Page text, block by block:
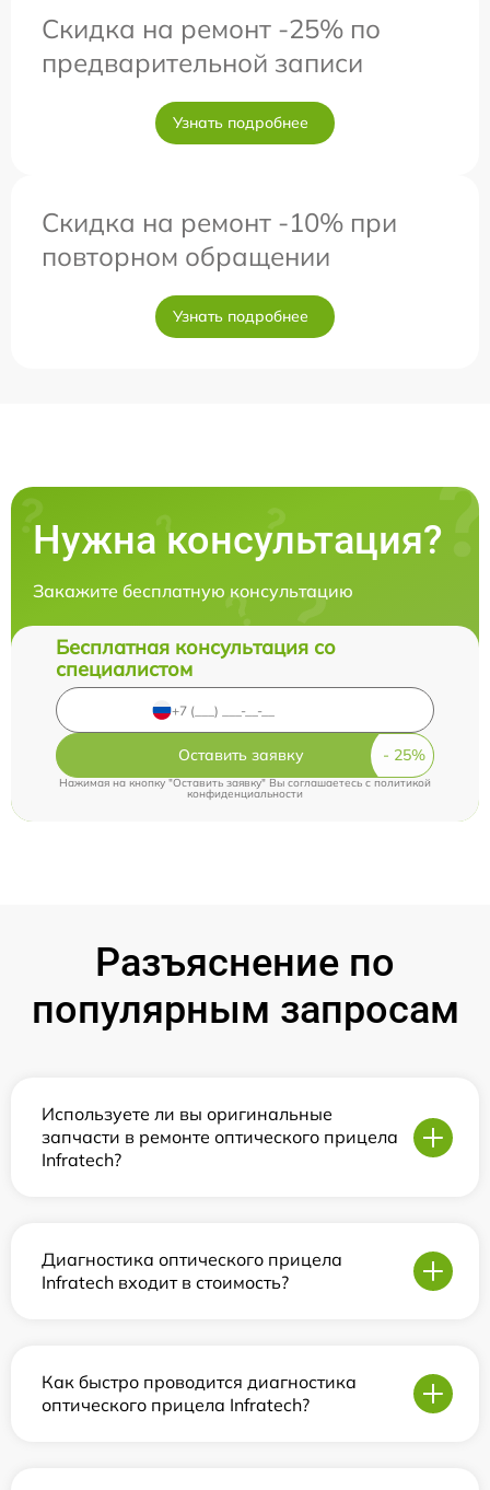
Скидка на ремонт -25% по
предварительной записи
Узнать подробнее
Скидка на ремонт -10% при
повторном обращении
Узнать подробнее
Нужна консультация?
Закажите бесплатную консультацию
Бесплатная консультация со
специалистом
Оставить заявку
Нажимая на кнопку "Оставить заявку" Вы соглашаетесь c политикой
конфиденциальности
Разъяснение по
популярным запросам
Используете ли вы оригинальные
запчасти в ремонте оптического прицела
Infratech?
Диагностика оптического прицела
Infratech входит в стоимость?
Как быстро проводится диагностика
оптического прицела Infratech?